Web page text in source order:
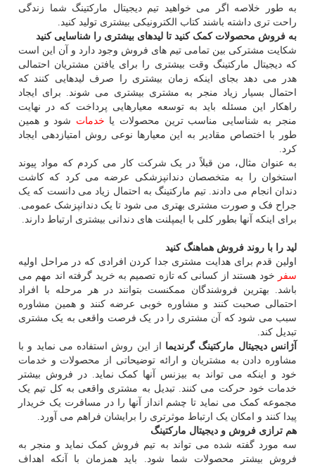
به طور خلاصه اگر می خواهید تیم دیجیتال مارکتینگ شما زندگی
راحت تری داشته باشند کتاب الکترونیکی بیشتری تولید کنید.
به فروش محصولات کمک کنید تا لیدهای بیشتری را شناسایی کنید
شکایت مشترکی بین تمامی تیم های فروش وجود دارد و آن این است
که دیجیتال مارکتینگ وقت بیشتری را برای یافتن مشتریان احتمالی
هدر می دهد بجای اینکه زمان بیشتری را صرف لیدهایی کنند که
احتمال بسیار زیاد منجر به مشتری بیشتری می شوند. برای ایجاد
راهکار این مسئله باید به توسعه معیارهایی پرداخت که در نهایت
منجر به شناسایی مناسب ترین محصولات یا خدمات شود و همین
طور با اختصاص مقادیر به این معیارها نوعی روش امتیازدهی ایجاد
کرد.
به عنوان مثال، من قبلاً در یک شرکت کار می کردم که مواد پیوند
استخوان را به متخصصان دندانپزشکی عرضه می کرد که کاشت
دندان انجام می دادند. تیم مارکتینگ به احتمال زیاد می دانست که یک
جراح فک و صورت مشتری بهتری می شود تا یک دندانپزشک عمومی.
برای اینکه آنها بطور کلی با ایمپلنت های دندانی بیشتری ارتباط دارند.
لید را با روند فروش هماهنگ کنید
اولین قدم برای هدایت مشتری جدا کردن افرادی که در مراحل اولیه
سفر خود هستند از کسانی که تازه تصمیم به خرید گرفته اند مهم می
باشد. بهترین فروشندگان ممکنست بتوانند در هر مرحله با افراد
احتمالی صحبت کنند و مشاوره خوبی عرضه کنند و همین مشاوره
سبب می شود که آن مشتری را در یک فرصت واقعی به یک مشتری
تبدیل کند.
آژانس دیجیتال مارکتینگ گرندیما از این روش استفاده می نماید و با
مشاوره دادن به مشتریان و ارائه توضیحاتی از محصولات و خدمات
خود و اینکه می تواند به بیزنس آنها کمک نماید. در فروش بیشتر
خدمات خود حرکت می کنند. تبدیل به مشتری واقعی به کل تیم یک
مجموعه کمک می نماید تا چشم انداز آنها را در مسافرت یک خریدار
پیدا کنند و امکان یک ارتباط موثرتری را برایشان فراهم می آورد.
هم ترازی فروش و دیجیتال مارکتینگ
سه مورد گفته شده می تواند به تیم فروش کمک نماید و منجر به
فروش بیشتر محصولات شما شود. باید همزمان با آنکه اهداف